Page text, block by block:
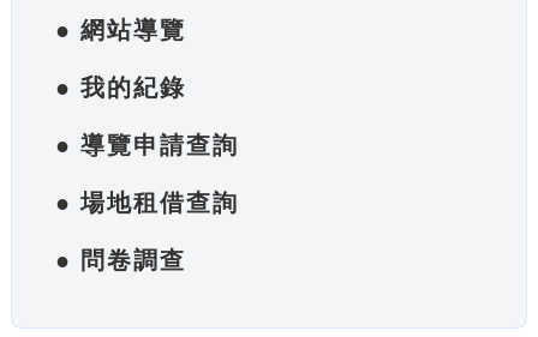
● 網站導覽
● 我的紀錄
● 導覽申請查詢
● 場地租借查詢
● 問卷調查